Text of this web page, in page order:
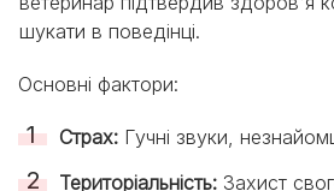
шукати в поведінці.
Основні фактори:
Страх: Гучні звуки,
Територіальність: Захист